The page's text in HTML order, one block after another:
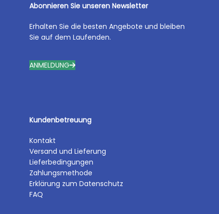
Abonnieren Sie unseren Newsletter
Erhalten Sie die besten Angebote und bleiben
Sie auf dem Laufenden.
ANMELDUNG
Kundenbetreuung
Kontakt
Versand und Lieferung
Lieferbedingungen
Zahlungsmethode
Erklärung zum Datenschutz
FAQ